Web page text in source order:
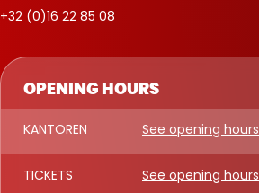
OPENING HOURS
KANTOREN See opening hours
TICKETS See opening hours
+32 (0)16 22 85 08